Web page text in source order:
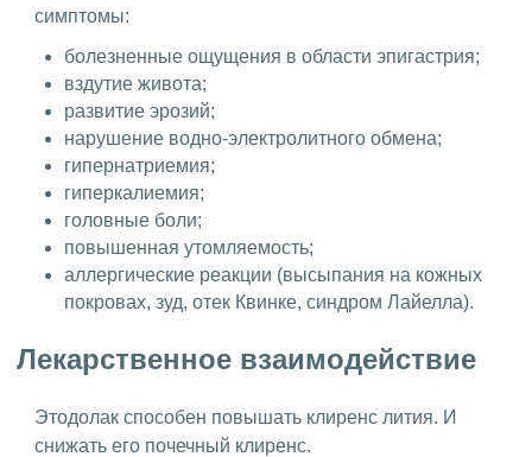
симптомы:
болезненные ощущения в области эпигастрия;
вздутие живота;
развитие эрозий;
нарушение водно-электролитного обмена;
гипернатриемия;
гиперкалиемия;
головные боли;
повышенная утомляемость;
аллергические реакции (высыпания на кожных
покровах, зуд, отек Квинке, синдром Лайелла).
Лекарственное взаимодействие
Этодолак способен повышать клиренс лития. И
снижать его почечный клиренс.